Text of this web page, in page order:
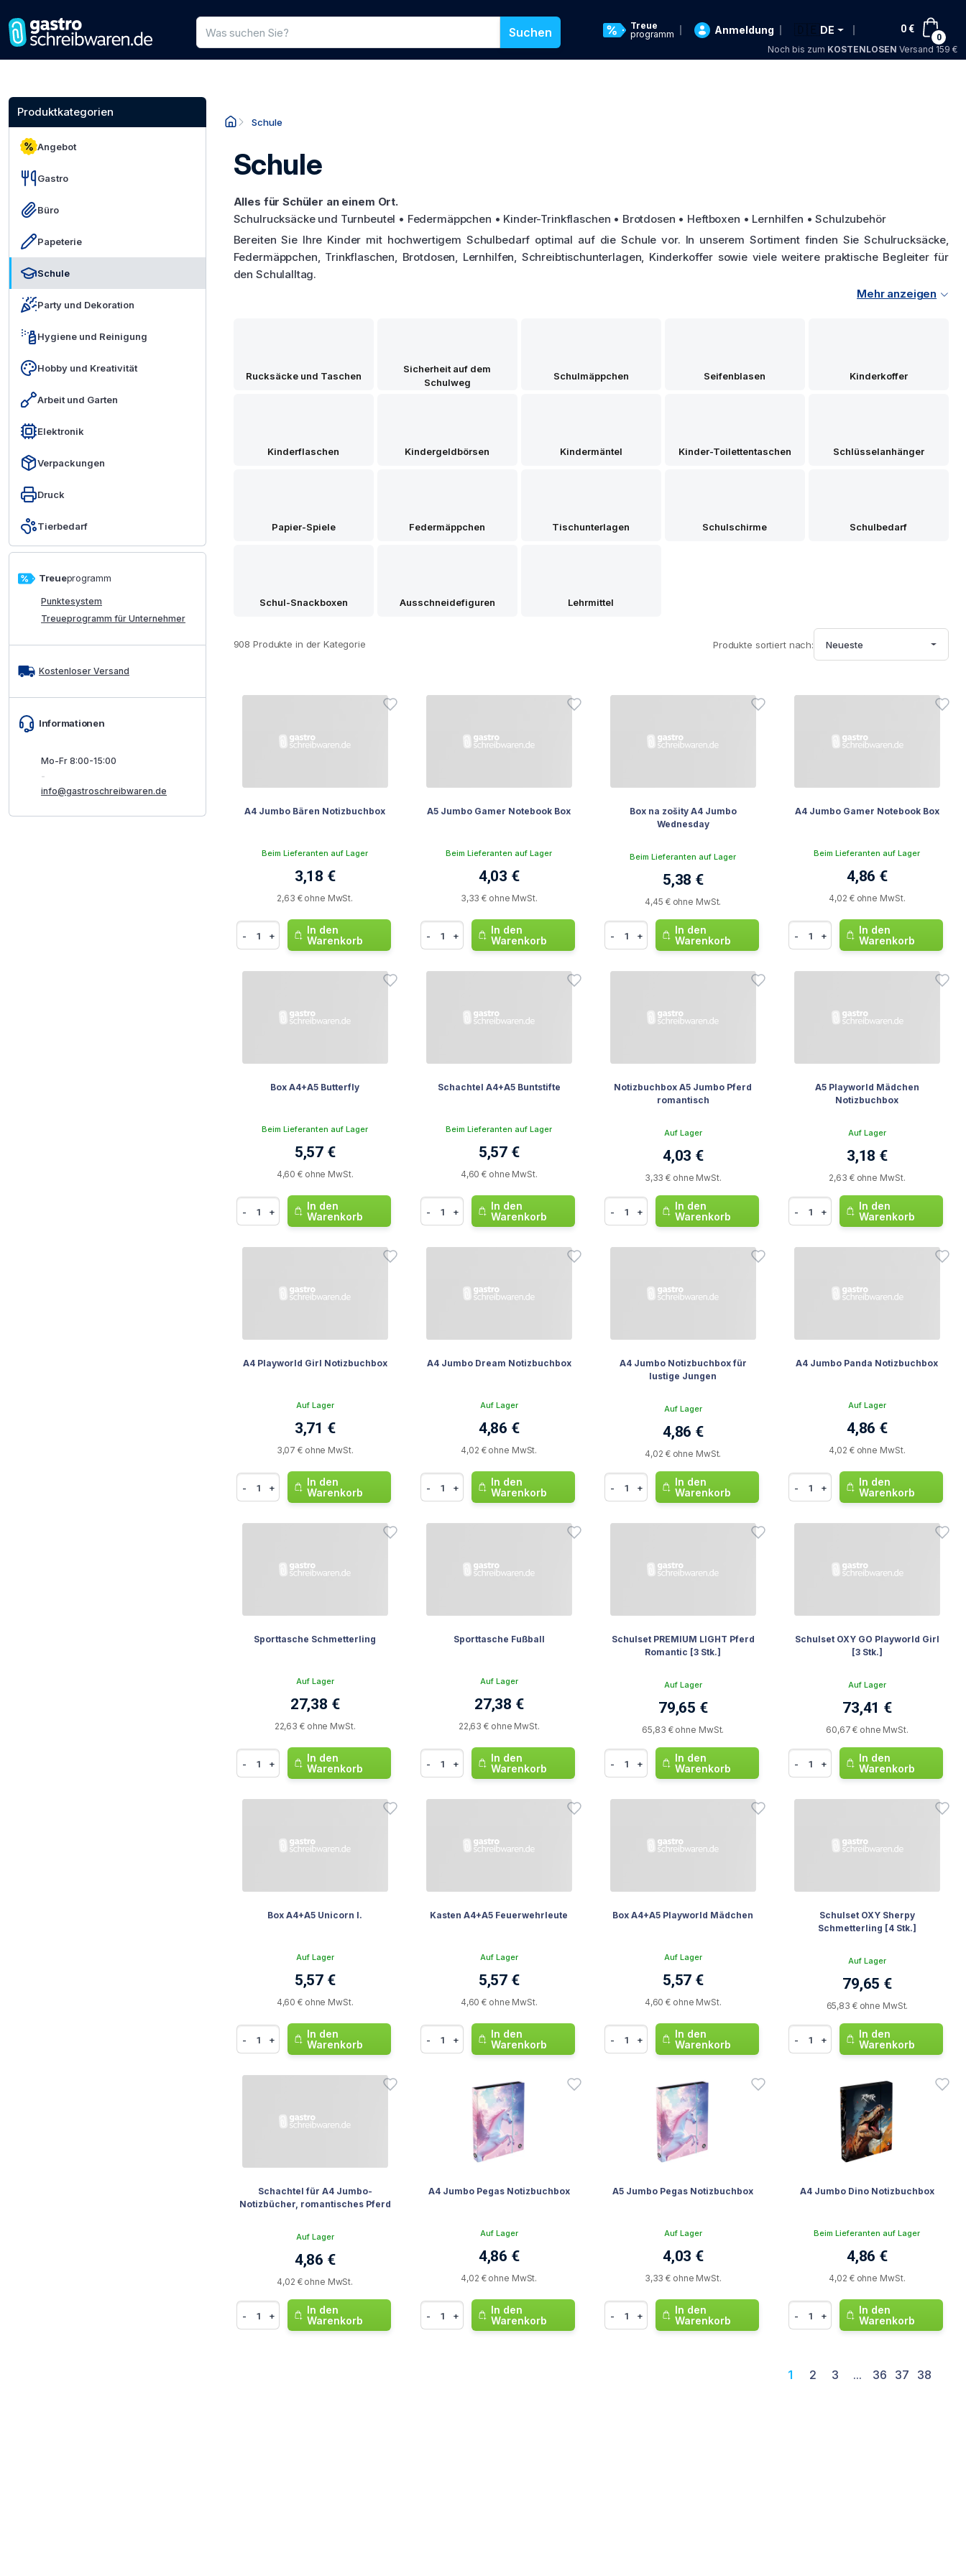
Produktsuche
Geben Sie einen Produktnamen oder eine Kategorie ein, um in unserem Shop zu suchen
Suchen
Treue
programm
Anmeldung 🇩🇪DE 0€
0
Noch bis zum KOSTENLOSEN Versand 159 €
Produktkategorien
Angebot
Gastro
Büro
Papeterie
Schule
Party und Dekoration
Hygiene und Reinigung
Hobby und Kreativität
Arbeit und Garten
Elektronik
Verpackungen
Druck
Tierbedarf
Treueprogramm
Punktesystem
Treueprogramm für Unternehmer
Kostenloser Versand
Informationen
Mo-Fr 8:00-15:00
-
info@gastroschreibwaren.de
Schule
Schule
Alles für Schüler an einem Ort.
Schulrucksäcke und Turnbeutel • Federmäppchen • Kinder-Trinkflaschen • Brotdosen • Heftboxen • Lernhilfen • Schulzubehör
Bereiten Sie Ihre Kinder mit hochwertigem Schulbedarf optimal auf die Schule vor. In unserem Sortiment finden Sie Schulrucksäcke,
Federmäppchen, Trinkflaschen, Brotdosen, Lernhilfen, Schreibtischunterlagen, Kinderkoffer sowie viele weitere praktische Begleiter für
den Schulalltag.
Mehr anzeigen
Rucksäcke und Taschen
Sicherheit auf dem
Schulweg
Schulmäppchen Seifenblasen Kinderkoffer
Kinderflaschen Kindergeldbörsen Kindermäntel Kinder-Toilettentaschen Schlüsselanhänger
Papier-Spiele Federmäppchen Tischunterlagen Schulschirme Schulbedarf
Schul-Snackboxen Ausschneidefiguren Lehrmittel
908 Produkte in der Kategorie Produkte sortiert nach: Neueste
A4 Jumbo Bären Notizbuchbox
Beim Lieferanten auf Lager
3,18 €
2,63 € ohne MwSt.
- +
In den
Warenkorb
A5 Jumbo Gamer Notebook Box
Beim Lieferanten auf Lager
4,03 €
3,33 € ohne MwSt.
- +
In den
Warenkorb
Box na zošity A4 Jumbo
Wednesday
Beim Lieferanten auf Lager
5,38 €
4,45 € ohne MwSt.
- +
In den
Warenkorb
A4 Jumbo Gamer Notebook Box
Beim Lieferanten auf Lager
4,86 €
4,02 € ohne MwSt.
- +
In den
Warenkorb
Box A4+A5 Butterfly
Beim Lieferanten auf Lager
5,57 €
4,60 € ohne MwSt.
- +
In den
Warenkorb
Schachtel A4+A5 Buntstifte
Beim Lieferanten auf Lager
5,57 €
4,60 € ohne MwSt.
- +
In den
Warenkorb
Notizbuchbox A5 Jumbo Pferd
romantisch
Auf Lager
4,03 €
3,33 € ohne MwSt.
- +
In den
Warenkorb
A5 Playworld Mädchen
Notizbuchbox
Auf Lager
3,18 €
2,63 € ohne MwSt.
- +
In den
Warenkorb
A4 Playworld Girl Notizbuchbox
Auf Lager
3,71 €
3,07 € ohne MwSt.
- +
In den
Warenkorb
A4 Jumbo Dream Notizbuchbox
Auf Lager
4,86 €
4,02 € ohne MwSt.
- +
In den
Warenkorb
A4 Jumbo Notizbuchbox für
lustige Jungen
Auf Lager
4,86 €
4,02 € ohne MwSt.
- +
In den
Warenkorb
A4 Jumbo Panda Notizbuchbox
Auf Lager
4,86 €
4,02 € ohne MwSt.
- +
In den
Warenkorb
Sporttasche Schmetterling
Auf Lager
27,38 €
22,63 € ohne MwSt.
- +
In den
Warenkorb
Sporttasche Fußball
Auf Lager
27,38 €
22,63 € ohne MwSt.
- +
In den
Warenkorb
Schulset PREMIUM LIGHT Pferd
Romantic [3 Stk.]
Auf Lager
79,65 €
65,83 € ohne MwSt.
- +
In den
Warenkorb
Schulset OXY GO Playworld Girl
[3 Stk.]
Auf Lager
73,41 €
60,67 € ohne MwSt.
- +
In den
Warenkorb
Box A4+A5 Unicorn I.
Auf Lager
5,57 €
4,60 € ohne MwSt.
- +
In den
Warenkorb
Kasten A4+A5 Feuerwehrleute
Auf Lager
5,57 €
4,60 € ohne MwSt.
- +
In den
Warenkorb
Box A4+A5 Playworld Mädchen
Auf Lager
5,57 €
4,60 € ohne MwSt.
- +
In den
Warenkorb
Schulset OXY Sherpy
Schmetterling [4 Stk.]
Auf Lager
79,65 €
65,83 € ohne MwSt.
- +
In den
Warenkorb
Schachtel für A4 Jumbo-
Notizbücher, romantisches Pferd
Auf Lager
4,86 €
4,02 € ohne MwSt.
- +
In den
Warenkorb
A4 Jumbo Pegas Notizbuchbox
Auf Lager
4,86 €
4,02 € ohne MwSt.
- +
In den
Warenkorb
A5 Jumbo Pegas Notizbuchbox
Auf Lager
4,03 €
3,33 € ohne MwSt.
- +
In den
Warenkorb
A4 Jumbo Dino Notizbuchbox
Beim Lieferanten auf Lager
4,86 €
4,02 € ohne MwSt.
- +
In den
Warenkorb
1 2 3 ... 36 37 38